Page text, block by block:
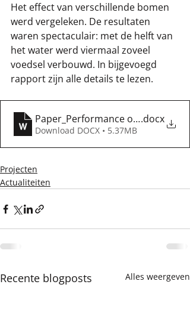
Het effect van verschillende bomen
werd vergeleken. De resultaten
waren spectaculair: met de helft van
het water werd viermaal zoveel
voedsel verbouwd. In bijgevoegd
rapport zijn alle details te lezen.
Paper_Performance of Fertilizer
.docx
Download DOCX • 5.37MB
Projecten
Actualiteiten
Recente blogposts Alles weergeven